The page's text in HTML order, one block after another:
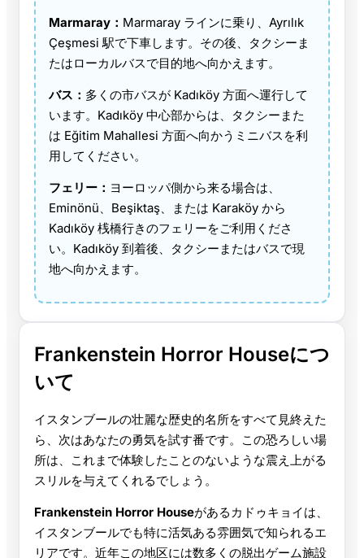
Marmaray： Marmaray ラインに乗り、Ayrılık
Çeşmesi 駅で下車します。その後、タクシーま
たはローカルバスで目的地へ向かえます。
バス： 多くの市バスが Kadıköy 方面へ運行して
います。Kadıköy 中心部からは、タクシーまた
は Eğitim Mahallesi 方面へ向かうミニバスを利
用してください。
フェリー： ヨーロッパ側から来る場合は、
Eminönü、Beşiktaş、または Karaköy から
Kadıköy 桟橋行きのフェリーをご利用くださ
い。Kadıköy 到着後、タクシーまたはバスで現
地へ向かえます。
Frankenstein Horror Houseにつ
いて
イスタンブールの壮麗な歴史的名所をすべて見終えた
ら、次はあなたの勇気を試す番です。この恐ろしい場
所は、これまで体験したことのないような震え上がる
スリルを与えてくれるでしょう。
Frankenstein Horror Houseがあるカドゥキョイは、
イスタンブールでも特に活気ある雰囲気で知られるエ
リアです。近年この地区には数多くの脱出ゲーム施設